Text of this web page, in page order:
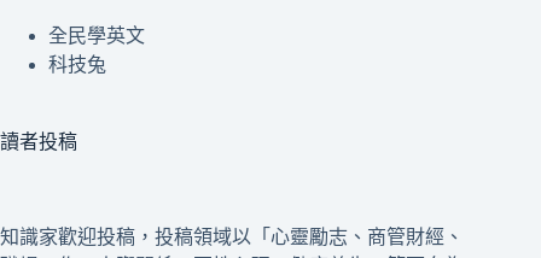
全民學英文
科技兔
讀者投稿
知識家歡迎投稿，投稿領域以「心靈勵志、商管財經、